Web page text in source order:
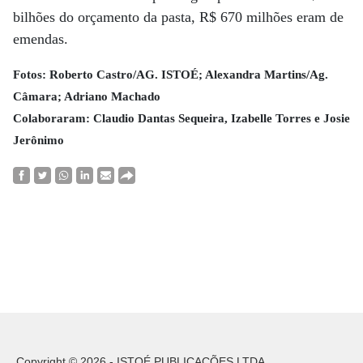
bilhões do orçamento da pasta, R$ 670 milhões eram de
emendas.
Fotos: Roberto Castro/AG. ISTOÉ; Alexandra Martins/Ag.
Câmara; Adriano Machado
Colaboraram: Claudio Dantas Sequeira, Izabelle Torres e Josie
Jerônimo